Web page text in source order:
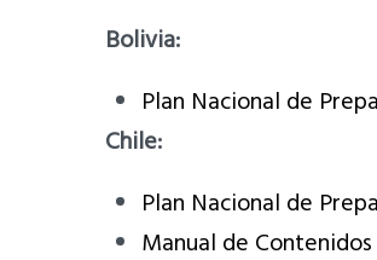
Bolivia:
Plan Nacional de
Chile:
Plan Nacional de
Manual de